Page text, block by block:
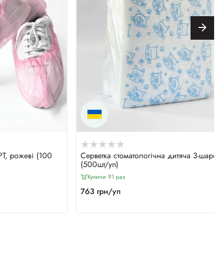
рожеві (100 Серветка стоматологічна дитяча 3-
(500шт/уп)
Купили 91 раз
763 грн/уп